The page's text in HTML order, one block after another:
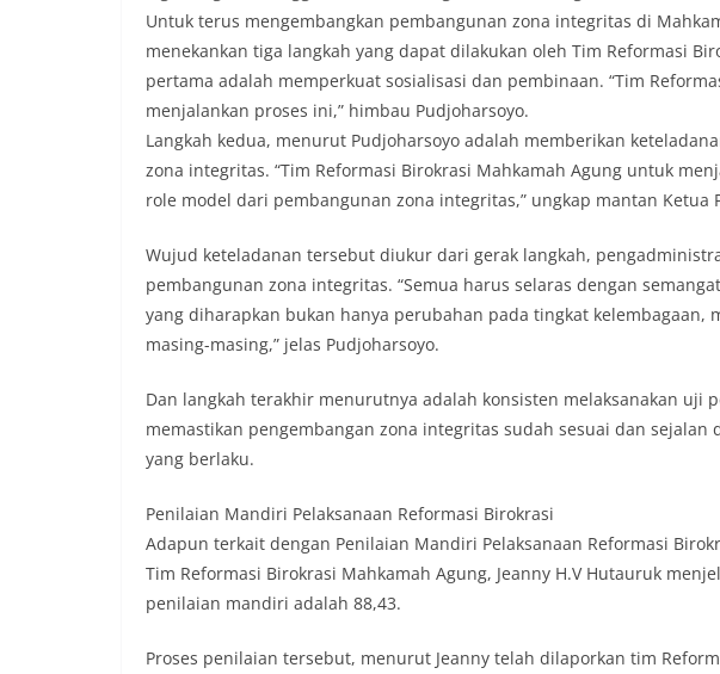
Untuk terus mengembangkan pembangunan zona integritas di
menekankan tiga langkah yang dapat dilakukan oleh Tim Reformasi
pertama adalah memperkuat sosialisasi dan pembinaan. “Tim
menjalankan proses ini,” himbau Pudjoharsoyo.
Langkah kedua, menurut Pudjoharsoyo adalah memberikan
zona integritas. “Tim Reformasi Birokrasi Mahkamah Agung untuk
role model dari pembangunan zona integritas,” ungkap mantan Ketua
Wujud keteladanan tersebut diukur dari gerak langkah,
pembangunan zona integritas. “Semua harus selaras dengan
yang diharapkan bukan hanya perubahan pada tingkat kelembagaan,
masing-masing,” jelas Pudjoharsoyo.
Dan langkah terakhir menurutnya adalah konsisten melaksanakan uji
memastikan pengembangan zona integritas sudah sesuai dan sejalan
yang berlaku.
Penilaian Mandiri Pelaksanaan Reformasi Birokrasi
Adapun terkait dengan Penilaian Mandiri Pelaksanaan Reformasi
Tim Reformasi Birokrasi Mahkamah Agung, Jeanny H.V Hutauruk
penilaian mandiri adalah 88,43.
Proses penilaian tersebut, menurut Jeanny telah dilaporkan tim